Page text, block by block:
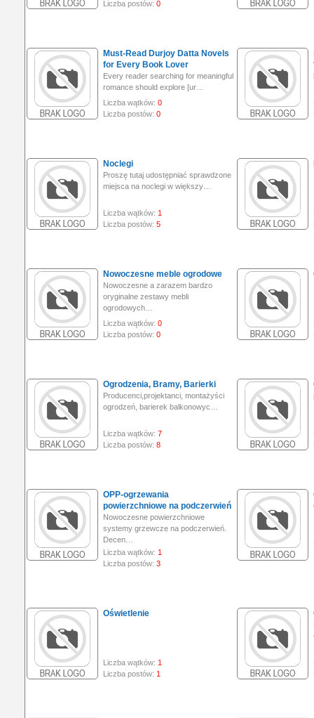
Liczba postów: 0
Must-Read Durjoy Datta Novels
for Every Book Lover
Every reader searching for meaningful
romance should explore [ur…
Liczba wątków: 0
Liczba postów: 0
Noclegi
Proszę tutaj udostępniać sprawdzone
miejsca na noclegi w większy…
Liczba wątków: 1
Liczba postów: 5
Nowoczesne meble ogrodowe
Nowoczesne a zarazem bardzo
oryginalne zestawy mebli
ogrodowych…
Liczba wątków: 0
Liczba postów: 0
Ogrodzenia, Bramy, Barierki
Producenci,projektanci, montażyści
ogrodzeń, barierek balkonowyc…
Liczba wątków: 7
Liczba postów: 8
OPP-ogrzewania
powierzchniowe na podczerwień
Nowoczesne powierzchniowe
systemy grzewcze na podczerwień.
Decen…
Liczba wątków: 1
Liczba postów: 3
Oświetlenie
Liczba wątków: 1
Liczba postów: 1